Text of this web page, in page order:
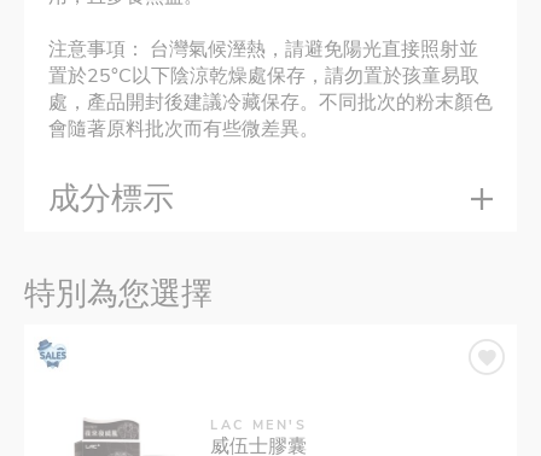
注意事項： 台灣氣候溼熱，請避免陽光直接照射並
置於25°C以下陰涼乾燥處保存，請勿置於孩童易取
處，產品開封後建議冷藏保存。不同批次的粉末顏色
會隨著原料批次而有些微差異。
成分標示
特別為您選擇
LAC MEN'S
威伍士膠囊